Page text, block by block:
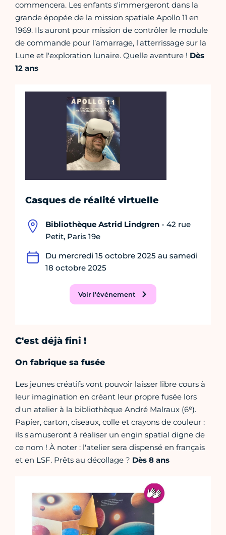
commencera. Les enfants s'immergeront dans la
grande épopée de la mission spatiale Apollo 11 en
1969. Ils auront pour mission de contrôler le module
de commande pour l’amarrage, l'atterrissage sur la
Lune et l'exploration lunaire. Quelle aventure ! Dès
12 ans
Casques de réalité virtuelle
Bibliothèque Astrid Lindgren - 42 rue
Petit, Paris 19e
Du mercredi 15 octobre 2025 au samedi
18 octobre 2025
Voir l'événement
C'est déjà fini !
On fabrique sa fusée
Les jeunes créatifs vont pouvoir laisser libre cours à
leur imagination en créant leur propre fusée lors
d'un atelier à la bibliothèque André Malraux (6e).
Papier, carton, ciseaux, colle et crayons de couleur :
ils s'amuseront à réaliser un engin spatial digne de
ce nom ! À noter : l'atelier sera dispensé en français
et en LSF. Prêts au décollage ? Dès 8 ans